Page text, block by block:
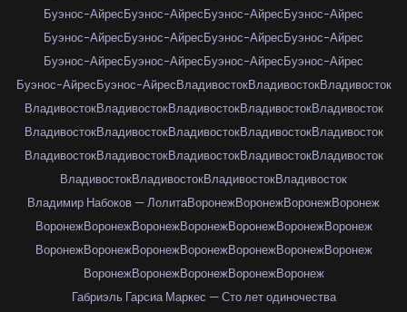
Буэнос-АйресБуэнос-АйресБуэнос-АйресБуэнос-Айрес
Буэнос-АйресБуэнос-АйресБуэнос-АйресБуэнос-Айрес
Буэнос-АйресБуэнос-АйресБуэнос-АйресБуэнос-Айрес
Буэнос-АйресБуэнос-АйресВладивостокВладивостокВладивосток
ВладивостокВладивостокВладивостокВладивостокВладивосток
ВладивостокВладивостокВладивостокВладивостокВладивосток
ВладивостокВладивостокВладивостокВладивостокВладивосток
ВладивостокВладивостокВладивостокВладивосток
Владимир Набоков — ЛолитаВоронежВоронежВоронежВоронеж
ВоронежВоронежВоронежВоронежВоронежВоронежВоронеж
ВоронежВоронежВоронежВоронежВоронежВоронежВоронеж
ВоронежВоронежВоронежВоронежВоронеж
Габриэль Гарсиа Маркес — Сто лет одиночества